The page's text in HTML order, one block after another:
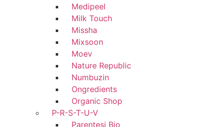
Medipeel
Milk Touch
Missha
Mixsoon
Moev
Nature Republic
Numbuzin
Ongredients
Organic Shop
P-R-S-T-U-V
Parentesi Bio